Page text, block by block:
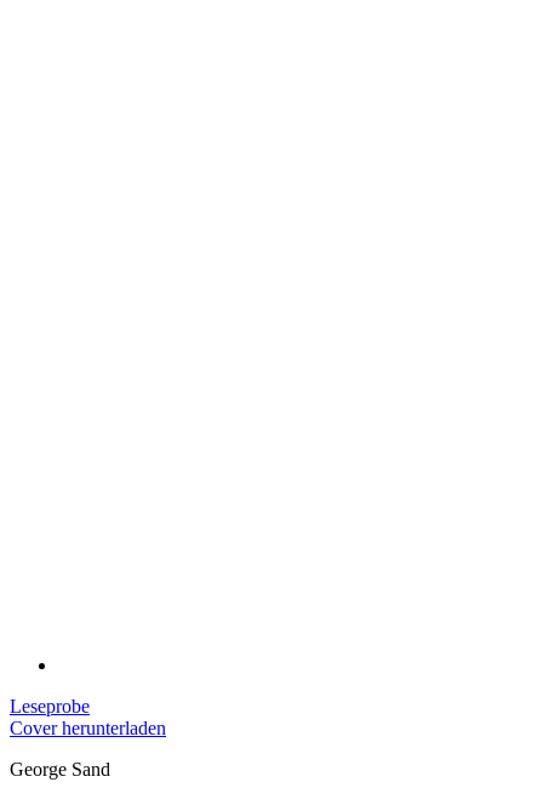
Leseprobe
Cover herunterladen
George Sand